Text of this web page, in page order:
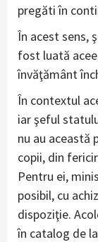
pregăti în
În acest sens,
fost luată
învăţământ
În contextul
iar şeful
nu au această
copii, din
Pentru ei,
posibil, cu
dispoziţie.
în catalog de